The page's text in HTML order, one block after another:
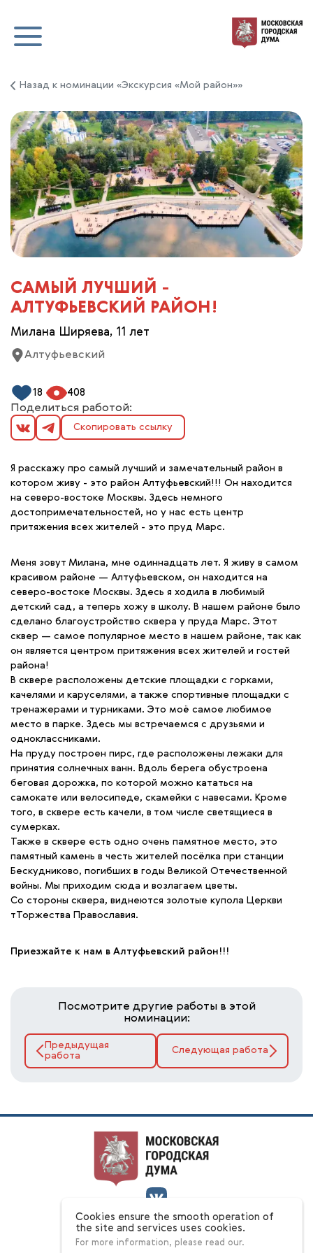
Назад к номинации «Экскурсия «Мой район»»
САМЫЙ ЛУЧШИЙ -
АЛТУФЬЕВСКИЙ РАЙОН!
Милана Ширяева, 11 лет
Алтуфьевский
18 408
Поделиться работой:
Скопировать ссылку
Я расскажу про самый лучший и замечательный район в
котором живу - это район Алтуфьевский!!! Он находится
на северо-востоке Москвы. Здесь немного
достопримечательностей, но у нас есть центр
притяжения всех жителей - это пруд Марс.
Меня зовут Милана, мне одиннадцать лет. Я живу в самом
красивом районе — Алтуфьевском, он находится на
северо-востоке Москвы. Здесь я ходила в любимый
детский сад, а теперь хожу в школу. В нашем районе было
сделано благоустройство сквера у пруда Марс. Этот
сквер — самое популярное место в нашем районе, так как
он является центром притяжения всех жителей и гостей
района!
В сквере расположены детские площадки с горками,
качелями и каруселями, а также спортивные площадки с
тренажерами и турниками. Это моё самое любимое
место в парке. Здесь мы встречаемся с друзьями и
одноклассниками.
На пруду построен пирс, где расположены лежаки для
принятия солнечных ванн. Вдоль берега обустроена
беговая дорожка, по которой можно кататься на
самокате или велосипеде, скамейки с навесами. Кроме
того, в сквере есть качели, в том числе светящиеся в
сумерках.
Также в сквере есть одно очень памятное место, это
памятный камень в честь жителей посёлка при станции
Бескудниково, погибших в годы Великой Отечественной
войны. Мы приходим сюда и возлагаем цветы.
Со стороны сквера, виднеются золотые купола Церкви
тТоржества Православия.
Приезжайте к нам в Алтуфьевский район!!!
Посмотрите другие работы в этой
номинации:
Предыдущая
работа
Следующая работа
О конкурсе
Номинации
Ответы на вопросы
Cookies ensure the smooth operation of
the site and services uses cookies.
For more information, please read our.